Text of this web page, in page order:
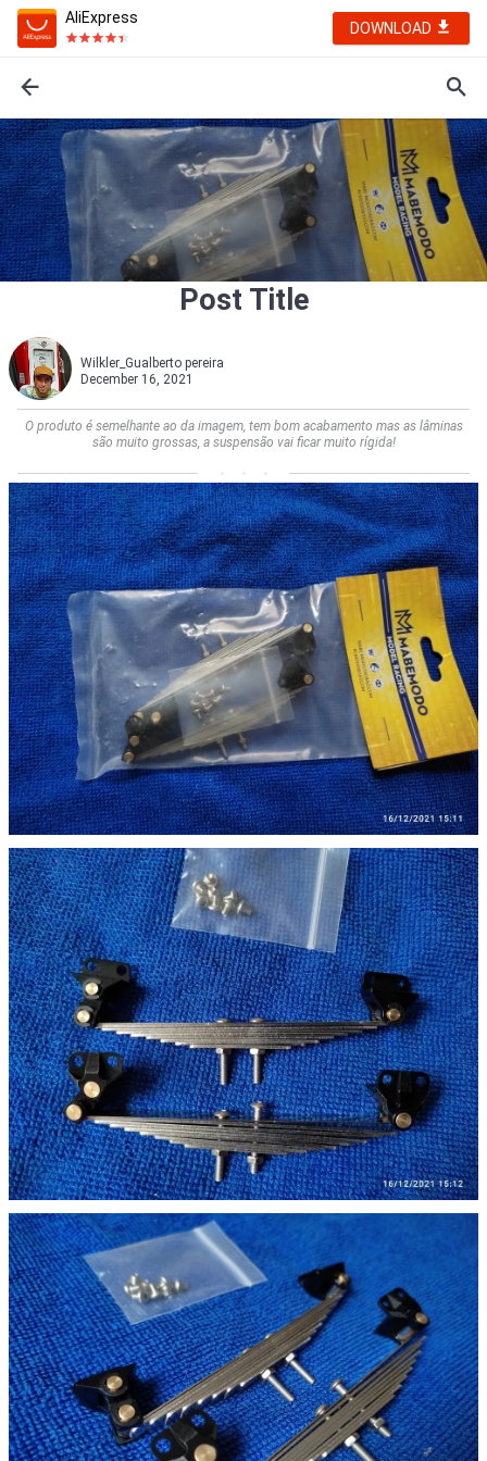
AliExpress
DOWNLOAD
Post Title
Wilkler_Gualberto pereira
December 16, 2021
O produto é semelhante ao da imagem, tem bom acabamento mas as lâminas
são muito grossas, a suspensão vai ficar muito rígida!